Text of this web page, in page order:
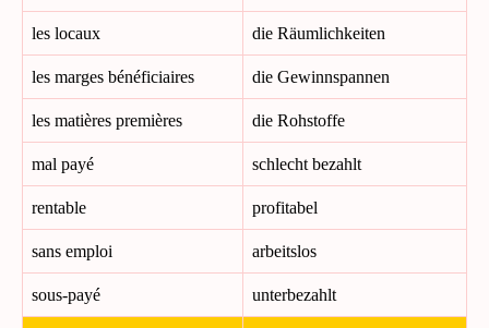
les locaux die Räumlichkeiten
les marges bénéficiaires die Gewinnspannen
les matières premières die Rohstoffe
mal payé schlecht bezahlt
rentable profitabel
sans emploi arbeitslos
sous-payé unterbezahlt